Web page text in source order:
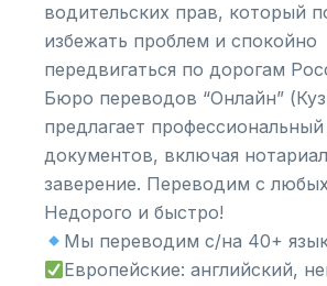
водительских прав, который
избежать проблем и спокойно
передвигаться по дорогам
Бюро переводов “Онлайн”
предлагает
документов, включая
заверение. Переводим с
Недорого и быстро!
Мы переводим с/на 40+
Европейские: английский,